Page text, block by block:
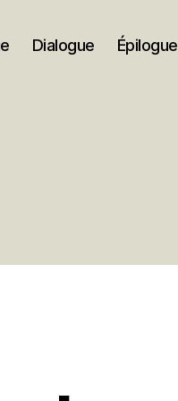
Dialogue Épilogue